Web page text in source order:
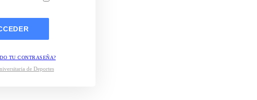
TU CONTRASEÑA?
de Deportes